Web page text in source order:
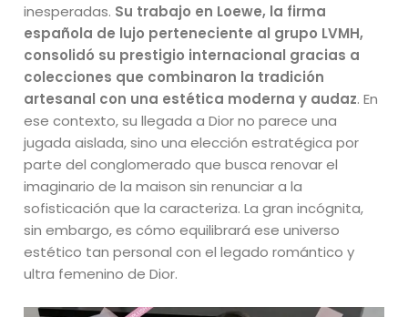
inesperadas. Su trabajo en Loewe, la firma
española de lujo perteneciente al grupo LVMH,
consolidó su prestigio internacional gracias a
colecciones que combinaron la tradición
artesanal con una estética moderna y audaz. En
ese contexto, su llegada a Dior no parece una
jugada aislada, sino una elección estratégica por
parte del conglomerado que busca renovar el
imaginario de la maison sin renunciar a la
sofisticación que la caracteriza. La gran incógnita,
sin embargo, es cómo equilibrará ese universo
estético tan personal con el legado romántico y
ultra femenino de Dior.